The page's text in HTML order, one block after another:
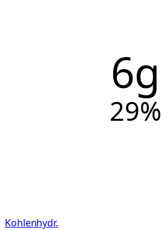
6g
29%
Kohlenhydr.